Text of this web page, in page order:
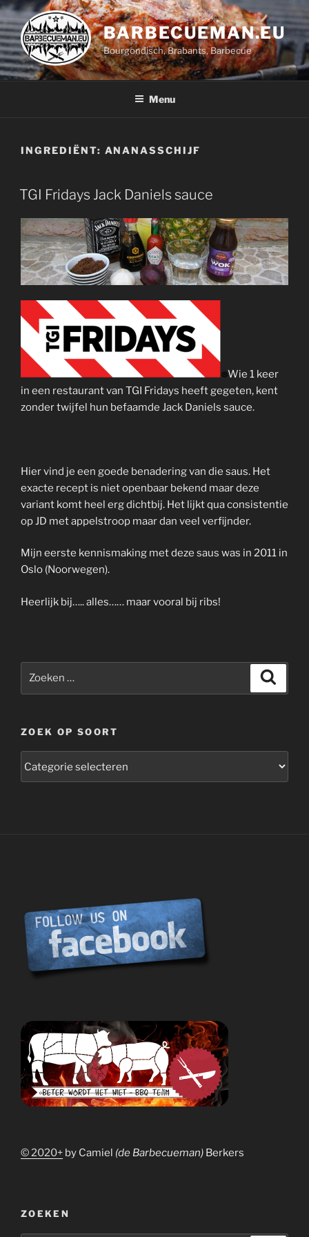
Ga
naar
de
inhoud
BARBECUEMAN.EU
Bourgondisch, Brabants, Barbecue
Menu
INGREDIËNT: ANANASSCHIJF
TGI Fridays Jack Daniels sauce
Wie 1 keer
in een restaurant van TGI Fridays heeft gegeten, kent
zonder twijfel hun befaamde Jack Daniels sauce.
Hier vind je een goede benadering van die saus. Het
exacte recept is niet openbaar bekend maar deze
variant komt heel erg dichtbij. Het lijkt qua consistentie
op JD met appelstroop maar dan veel verfijnder.
Mijn eerste kennismaking met deze saus was in 2011 in
Oslo (Noorwegen).
Heerlijk bij….. alles…… maar vooral bij ribs!
ZOEK OP SOORT
© 2020+ by Camiel (de Barbecueman) Berkers
ZOEKEN